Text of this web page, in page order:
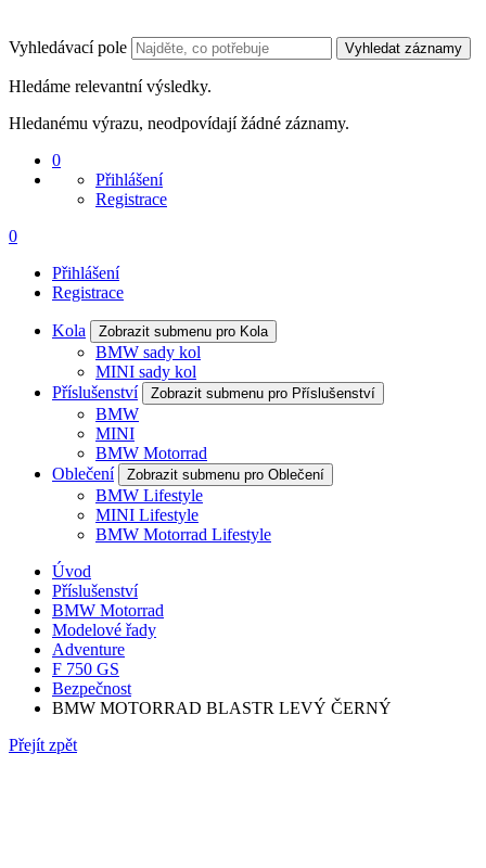
Vyhledávací pole Vyhledat záznamy
Hledáme relevantní výsledky.
Hledanému výrazu, neodpovídají žádné záznamy.
0
Přihlášení
Registrace
0
Přihlášení
Registrace
Kola Zobrazit submenu pro Kola
BMW sady kol
MINI sady kol
Příslušenství
Zobrazit submenu pro Příslušenství
BMW
MINI
BMW Motorrad
Oblečení
Zobrazit submenu pro Oblečení
BMW Lifestyle
MINI Lifestyle
BMW Motorrad Lifestyle
Úvod
Příslušenství
BMW Motorrad
Modelové řady
Adventure
F 750 GS
Bezpečnost
BMW MOTORRAD BLASTR LEVÝ ČERNÝ
Přejít zpět